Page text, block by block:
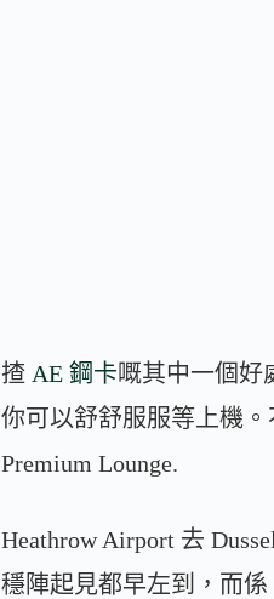
揸 AE 鋼卡嘅其中一個好
你可以舒舒服服等上機。
Premium Lounge.
Heathrow Airport 去
穩陣起見都早左到，而